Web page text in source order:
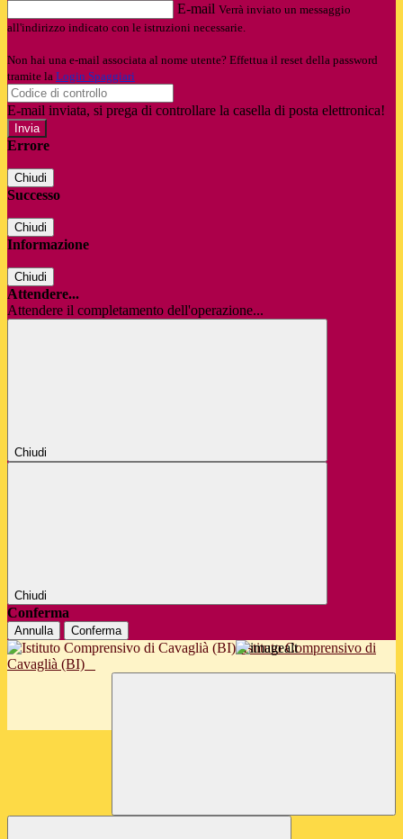
E-mail Verrà inviato un messaggio
all'indirizzo indicato con le istruzioni necessarie.
Non hai una e-mail associata al nome utente? Effettua il reset della password
tramite la Login Spaggiari
E-mail inviata, si prega di controllare la casella di posta elettronica!
Errore
Chiudi
Successo
Chiudi
Informazione
Chiudi
Attendere...
Attendere il completamento dell'operazione...
Chiudi
Chiudi
Conferma
Annulla Conferma
Istituto Comprensivo di
Cavaglià (BI)